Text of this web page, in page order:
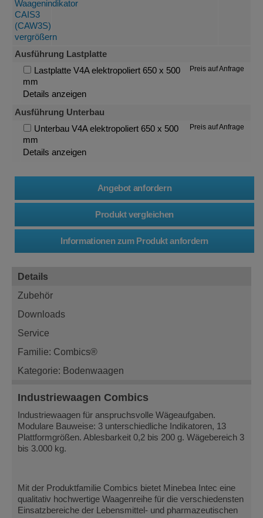
Ausführung Lastplatte
Lastplatte V4A elektropoliert 650 x 500
mm
Details anzeigen
Preis auf Anfrage
Ausführung Unterbau
Unterbau V4A elektropoliert 650 x 500
mm
Details anzeigen
Preis auf Anfrage
Details
Zubehör
Downloads
Service
Familie: Combics®
Kategorie: Bodenwaagen
Industriewaagen Combics
Industriewaagen für anspruchsvolle Wägeaufgaben.
Modulare Bauweise: 3 unterschiedliche Indikatoren, 13
Plattformgrößen. Ablesbarkeit 0,2 bis 200 g. Wägebereich 3
bis 3.000 kg.
Mit der Produktfamilie Combics bietet Minebea Intec eine
qualitativ hochwertige Waagenreihe für die verschiedensten
Einsatzbereiche der Lebensmittel- und pharmazeutischen